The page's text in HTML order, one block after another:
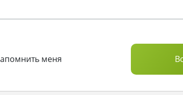
меня